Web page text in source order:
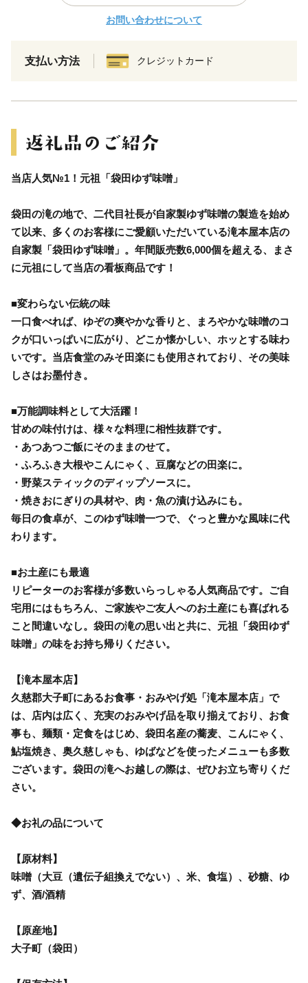
お問い合わせについて
支払い方法 クレジットカード
当店人気№1！元祖「袋田ゆず味噌」
袋田の滝の地で、二代目社長が自家製ゆず味噌の製造を始め
て以来、多くのお客様にご愛顧いただいている滝本屋本店の
自家製「袋田ゆず味噌」。年間販売数6,000個を超える、まさ
に元祖にして当店の看板商品です！
■変わらない伝統の味
一口食べれば、ゆぞの爽やかな香りと、まろやかな味噌のコ
クが口いっぱいに広がり、どこか懐かしい、ホッとする味わ
いです。当店食堂のみそ田楽にも使用されており、その美味
しさはお墨付き。
■万能調味料として大活躍！
甘めの味付けは、様々な料理に相性抜群です。
・あつあつご飯にそのままのせて。
・ふろふき大根やこんにゃく、豆腐などの田楽に。
・野菜スティックのディップソースに。
・焼きおにぎりの具材や、肉・魚の漬け込みにも。
毎日の食卓が、このゆず味噌一つで、ぐっと豊かな風味に代
わります。
■お土産にも最適
リピーターのお客様が多数いらっしゃる人気商品です。ご自
宅用にはもちろん、ご家族やご友人へのお土産にも喜ばれる
こと間違いなし。袋田の滝の思い出と共に、元祖「袋田ゆず
味噌」の味をお持ち帰りください。
【滝本屋本店】
久慈郡大子町にあるお食事・おみやげ処「滝本屋本店」で
は、店内は広く、充実のおみやげ品を取り揃えており、お食
事も、麺類・定食をはじめ、袋田名産の蕎麦、こんにゃく、
鮎塩焼き、奥久慈しゃも、ゆばなどを使ったメニューも多数
ございます。袋田の滝へお越しの際は、ぜひお立ち寄りくだ
さい。
◆お礼の品について
【原材料】
味噌（大豆（遺伝子組換えでない）、米、食塩）、砂糖、ゆ
ず、酒/酒精
【原産地】
大子町（袋田）